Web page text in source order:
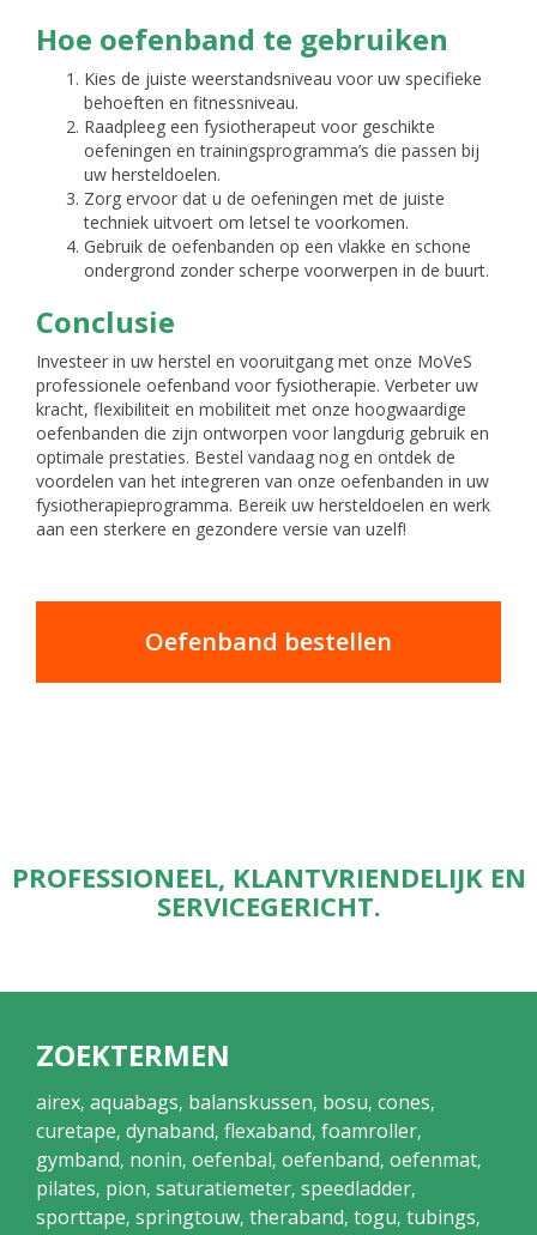
Hoe oefenband te gebruiken
Kies de juiste weerstandsniveau voor uw specifieke
behoeften en fitnessniveau.
Raadpleeg een fysiotherapeut voor geschikte
oefeningen en trainingsprogramma’s die passen bij
uw hersteldoelen.
Zorg ervoor dat u de oefeningen met de juiste
techniek uitvoert om letsel te voorkomen.
Gebruik de oefenbanden op een vlakke en schone
ondergrond zonder scherpe voorwerpen in de buurt.
Conclusie
Investeer in uw herstel en vooruitgang met onze MoVeS
professionele oefenband voor fysiotherapie. Verbeter uw
kracht, flexibiliteit en mobiliteit met onze hoogwaardige
oefenbanden die zijn ontworpen voor langdurig gebruik en
optimale prestaties. Bestel vandaag nog en ontdek de
voordelen van het integreren van onze oefenbanden in uw
fysiotherapieprogramma. Bereik uw hersteldoelen en werk
aan een sterkere en gezondere versie van uzelf!
Oefenband bestellen
PROFESSIONEEL, KLANTVRIENDELIJK EN
SERVICEGERICHT.
ZOEKTERMEN
airex, aquabags, balanskussen, bosu, cones,
curetape, dynaband, flexaband, foamroller,
gymband, nonin, oefenbal, oefenband, oefenmat,
pilates, pion, saturatiemeter, speedladder,
sporttape, springtouw, theraband, togu, tubings,